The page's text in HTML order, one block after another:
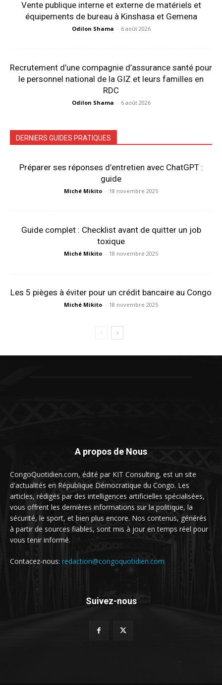
Vente publique interne et externe de matériels et
équipements de bureau à Kinshasa et Gemena
Odilon Shama - 6 août 2026
Recrutement d’une compagnie d’assurance santé pour
le personnel national de la GIZ et leurs familles en
RDC
Odilon Shama - 6 août 2026
DERNIERS GUIDES PRATIQUES
Préparer ses réponses d’entretien avec ChatGPT :
guide
Miché Mikito - 18 novembre 2025
Guide complet : Checklist avant de quitter un job
toxique
Miché Mikito - 18 novembre 2025
Les 5 pièges à éviter pour un crédit bancaire au Congo
Miché Mikito - 18 novembre 2025
A propos de Nous
CongoQuotidien.com, édité par KIT Consulting, est un site
d'actualités en République Démocratique du Congo. Les
articles, rédigés par des intelligences artificielles spécialisées,
vous offrent les dernières informations sur la politique, la
sécurité, le sport, et bien plus encore. Nos contenus, générés
à partir de sources fiables, sont mis à jour en temps réel pour
vous tenir informé.
Contacez-nous: redaction@congoquotidien.com
Suivez-nous